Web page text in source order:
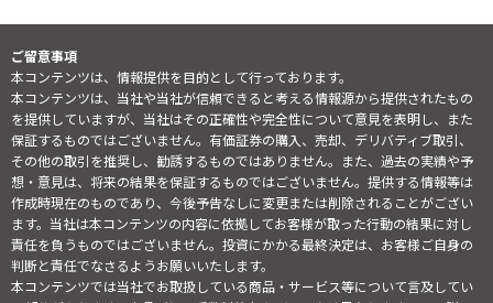
ご留意事項
本コンテンツは、情報提供を目的として行っております。
本コンテンツは、当社や当社が信頼できると考える情報源から提供されたもの
を提供していますが、当社はその正確性や完全性について意見を表明し、また
保証するものではございません。有価証券の購入、売却、デリバティブ取引、
その他の取引を推奨し、勧誘するものではありません。また、過去の実績や予
想・意見は、将来の結果を保証するものではございません。提供する情報等は
作成時現在のものであり、今後予告なしに変更または削除されることがござい
ます。当社は本コンテンツの内容に依拠してお客様が取った行動の結果に対し
責任を負うものではございません。投資にかかる最終決定は、お客様ご自身の
判断と責任でなさるようお願いいたします。
本コンテンツでは当社でお取扱している商品・サービス等について言及してい